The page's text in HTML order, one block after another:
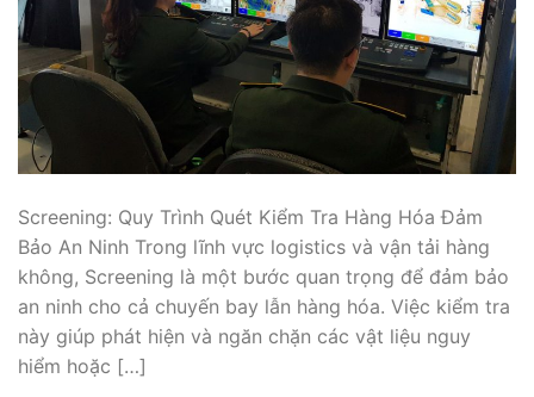
Screening: Quy Trình Quét Kiểm Tra Hàng Hóa Đảm
Bảo An Ninh Trong lĩnh vực logistics và vận tải hàng
không, Screening là một bước quan trọng để đảm bảo
an ninh cho cả chuyến bay lẫn hàng hóa. Việc kiểm tra
này giúp phát hiện và ngăn chặn các vật liệu nguy
hiểm hoặc […]